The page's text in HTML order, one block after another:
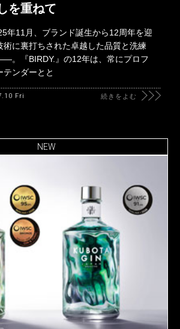
を重ねて
年11月、ブランド誕生から12周年を迎
術に裏打ちされた卓越した品質と洗練
。『BIRDY.』の12年は、常にプロフ
テンダーとと
Fri 続きをよむ
NEW